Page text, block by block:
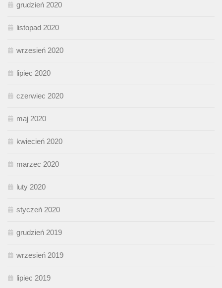
grudzień 2020
listopad 2020
wrzesień 2020
lipiec 2020
czerwiec 2020
maj 2020
kwiecień 2020
marzec 2020
luty 2020
styczeń 2020
grudzień 2019
wrzesień 2019
lipiec 2019